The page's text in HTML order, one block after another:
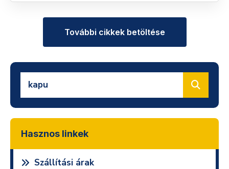
További cikkek betöltése
Hasznos linkek
Szállítási árak